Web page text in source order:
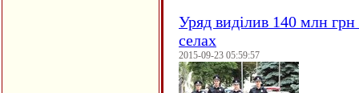
Уряд виділив 140 млн
селах
2015-09-23 05:59:57